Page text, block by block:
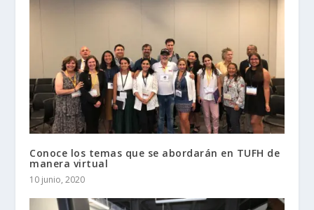
Conoce los temas que se abordarán en TUFH de
manera virtual
10 junio, 2020